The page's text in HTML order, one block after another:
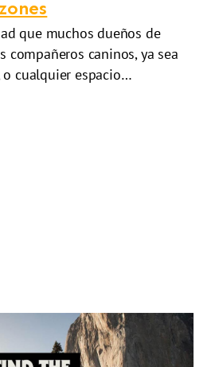
que muchos dueños de
compañeros caninos, ya sea
cualquier espacio…